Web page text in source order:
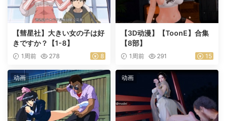
【彗星社】大きい女の子は好
きですか？【1-8】
1周前 278 8
【3D动漫】【ToonE】合集
【8部】
1周前 291 15
动画 动画